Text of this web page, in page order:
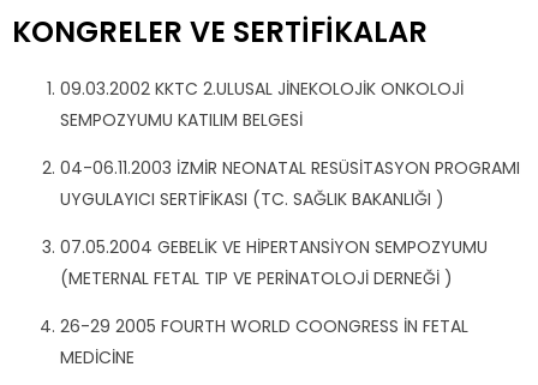
KONGRELER VE SERTİFİKALAR
09.03.2002 KKTC 2.ULUSAL JİNEKOLOJİK ONKOLOJİ
SEMPOZYUMU KATILIM BELGESİ
04-06.11.2003 İZMİR NEONATAL RESÜSİTASYON PROGRAMI
UYGULAYICI SERTİFİKASI (TC. SAĞLIK BAKANLIĞI )
07.05.2004 GEBELİK VE HİPERTANSİYON SEMPOZYUMU
(METERNAL FETAL TIP VE PERİNATOLOJİ DERNEĞİ )
26-29 2005 FOURTH WORLD COONGRESS İN FETAL
MEDİCİNE